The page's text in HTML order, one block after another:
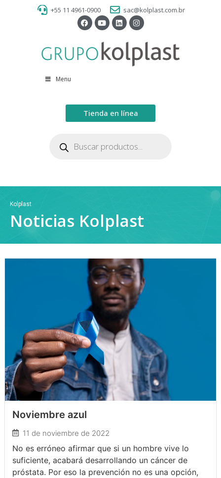
+55 11 4961-0900 sac@kolplast.com.br
Menu
Tienda en línea
Kolplast
Noticias Kolplast
Noviembre azul
11 de noviembre de 2022
No es erróneo afirmar que si un hombre vive lo
suficiente, acabará desarrollando un cáncer de
próstata. Por eso la prevención no es una opción,